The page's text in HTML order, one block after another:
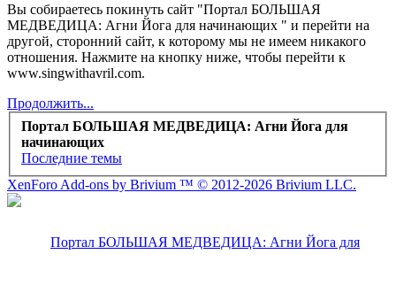
Вы собираетесь покинуть сайт "Портал БОЛЬШАЯ
МЕДВЕДИЦА: Агни Йога для начинающих " и перейти на
другой, сторонний сайт, к которому мы не имеем никакого
отношения. Нажмите на кнопку ниже, чтобы перейти к
www.singwithavril.com.
Продолжить...
Портал БОЛЬШАЯ МЕДВЕДИЦА: Агни Йога для
начинающих
Последние темы
XenForo Add-ons by Brivium ™ © 2012-2026 Brivium LLC.